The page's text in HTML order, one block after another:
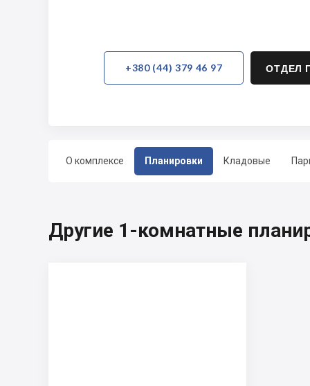
О комплексе Планировки Кладовые
+380 (44) 379 46 97 ОТДЕЛ
Другие 1-комнатные